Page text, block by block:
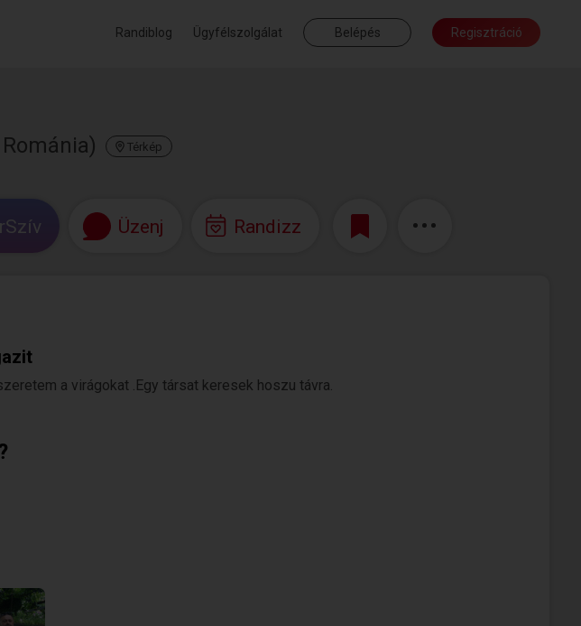
Randiblog Ügyfélszolgálat Belépés Regisztráció
Térkép
Üzenj Randizz
a virágokat .Egy társat keresek hoszu távra.